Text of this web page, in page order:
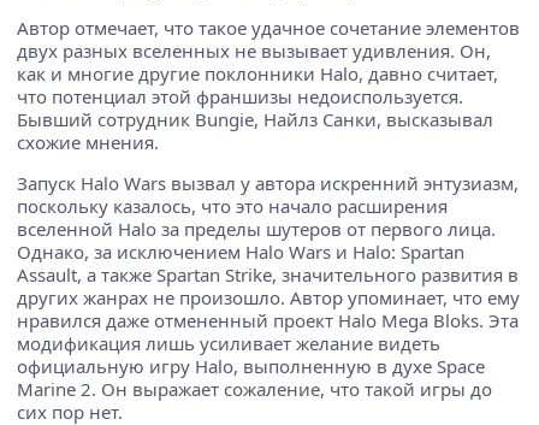
Автор отмечает, что такое удачное сочетание элементов
двух разных вселенных не вызывает удивления. Он,
как и многие другие поклонники Halo, давно считает,
что потенциал этой франшизы недоиспользуется.
Бывший сотрудник Bungie, Найлз Санки, высказывал
схожие мнения.
Запуск Halo Wars вызвал у автора искренний энтузиазм,
поскольку казалось, что это начало расширения
вселенной Halo за пределы шутеров от первого лица.
Однако, за исключением Halo Wars и Halo: Spartan
Assault, а также Spartan Strike, значительного развития в
других жанрах не произошло. Автор упоминает, что ему
нравился даже отмененный проект Halo Mega Bloks. Эта
модификация лишь усиливает желание видеть
официальную игру Halo, выполненную в духе Space
Marine 2. Он выражает сожаление, что такой игры до
сих пор нет.